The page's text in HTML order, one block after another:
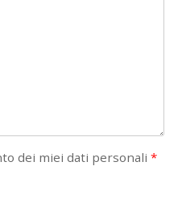
dei miei dati personali*